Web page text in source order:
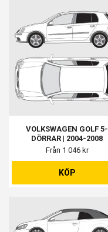
VOLKSWAGEN GOLF 5-
DÖRRAR | 2004-2008
Från 1 046 kr
KÖP